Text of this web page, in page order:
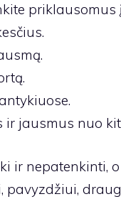
priklausomus
ir jausmus nuo
ir nepatenkinti,
pavyzdžiui,